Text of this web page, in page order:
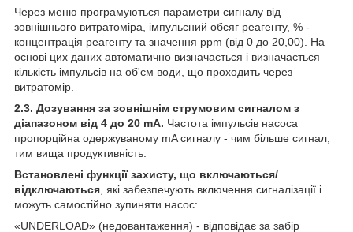
Через меню програмуються параметри сигналу від
зовнішнього витратоміра, імпульсний обсяг реагенту, % -
концентрація реагенту та значення ppm (від 0 до 20,00). На
основі цих даних автоматично визначається і визначається
кількість імпульсів на об'єм води, що проходить через
витратомір.
2.3. Дозування за зовнішнім струмовим сигналом з
діапазоном від 4 до 20 mA. Частота імпульсів насоса
пропорційна одержуваному mA сигналу - чим більше сигнал,
тим вища продуктивність.
Встановлені функції захисту, що включаються/
відключаються, які забезпечують включення сигналізації і
можуть самостійно зупиняти насос:
«UNDERLOAD» (недовантаження) - відповідає за забір